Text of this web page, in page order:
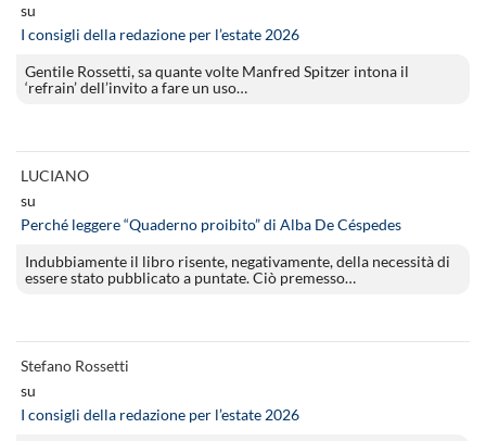
su
I consigli della redazione per l’estate 2026
Gentile Rossetti, sa quante volte Manfred Spitzer intona il
‘refrain’ dell’invito a fare un uso…
LUCIANO
su
Perché leggere “Quaderno proibito” di Alba De Céspedes
Indubbiamente il libro risente, negativamente, della necessità di
essere stato pubblicato a puntate. Ciò premesso…
Stefano Rossetti
su
I consigli della redazione per l’estate 2026